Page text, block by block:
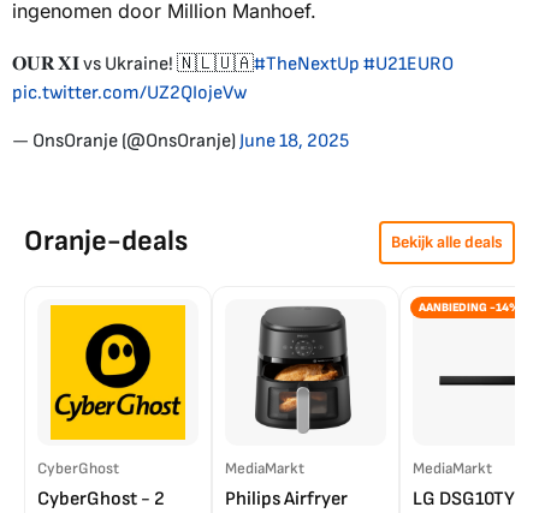
ingenomen door Million Manhoef.
𝐎𝐔𝐑 𝐗𝐈 vs Ukraine! 🇳🇱🇺🇦#TheNextUp #U21EURO
pic.twitter.com/UZ2QIojeVw
— OnsOranje (@OnsOranje)June 18, 2025
Oranje-deals Bekijk alle deals
CyberGhost
CyberGhost - 2
MediaMarkt
Philips Airfryer
AANBIEDING -14%
MediaMarkt
LG DSG10TY